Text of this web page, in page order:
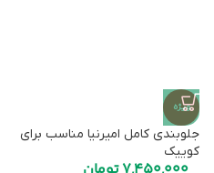
ویژه
جلوبندی کامل امیرنیا مناسب برای
کوییک